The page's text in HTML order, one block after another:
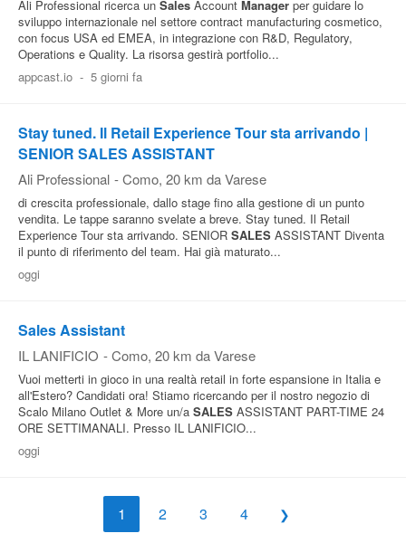
Ali Professional ricerca un Sales Account Manager per guidare lo
sviluppo internazionale nel settore contract manufacturing cosmetico,
con focus USA ed EMEA, in integrazione con R&D, Regulatory,
Operations e Quality. La risorsa gestirà portfolio...
appcast.io - 5 giorni fa
Stay tuned. Il Retail Experience Tour sta arrivando |
SENIOR SALES ASSISTANT
Ali Professional - Como, 20 km da Varese
di crescita professionale, dallo stage fino alla gestione di un punto
vendita. Le tappe saranno svelate a breve. Stay tuned. Il Retail
Experience Tour sta arrivando. SENIOR SALES ASSISTANT Diventa
il punto di riferimento del team. Hai già maturato...
oggi
Sales Assistant
IL LANIFICIO - Como, 20 km da Varese
Vuoi metterti in gioco in una realtà retail in forte espansione in Italia e
all'Estero? Candidati ora! Stiamo ricercando per il nostro negozio di
Scalo Milano Outlet & More un/a SALES ASSISTANT PART-TIME 24
ORE SETTIMANALI. Presso IL LANIFICIO...
oggi
1 2 3 4